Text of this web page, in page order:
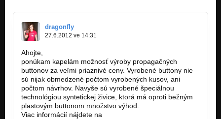
dragonfly
27.6.2012 ve 14:31
Ahojte,
ponúkam kapelám možnosť výroby propagačných
buttonov za veľmi priaznivé ceny. Vyrobené buttony nie
sú nijak obmedzené počtom vyrobených kusov, ani
počtom návrhov. Navyše sú vyrobené špeciálnou
technológiou syntetickej živice, ktorá má oproti bežným
plastovým buttonom množstvo výhod.
Viac informácií nájdete na